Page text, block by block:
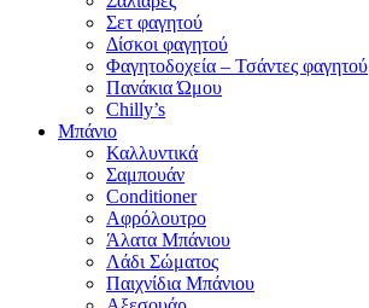
Σετ φαγητού
Δίσκοι φαγητού
Φαγητοδοχεία – Τσάντες φαγητού
Πανάκια Ώμου
Chilly’s
Μπάνιο
Καλλυντικά
Σαμπουάν
Conditioner
Αφρόλουτρο
Άλατα Μπάνιου
Λάδι Σώματος
Παιχνίδια Μπάνιου